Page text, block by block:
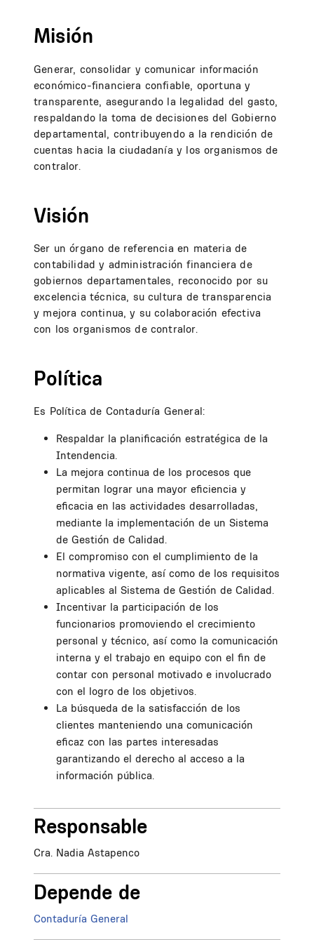
Misión
Generar, consolidar y comunicar información
económico-financiera confiable, oportuna y
transparente, asegurando la legalidad del gasto,
respaldando la toma de decisiones del Gobierno
departamental, contribuyendo a la rendición de
cuentas hacia la ciudadanía y los organismos de
contralor.
Visión
Ser un órgano de referencia en materia de
contabilidad y administración financiera de
gobiernos departamentales, reconocido por su
excelencia técnica, su cultura de transparencia
y mejora continua, y su colaboración efectiva
con los organismos de contralor.
Política
Es Política de Contaduría General:
Respaldar la planificación estratégica de la
Intendencia.
La mejora continua de los procesos que
permitan lograr una mayor eficiencia y
eficacia en las actividades desarrolladas,
mediante la implementación de un Sistema
de Gestión de Calidad.
El compromiso con el cumplimiento de la
normativa vigente, así como de los requisitos
aplicables al Sistema de Gestión de Calidad.
Incentivar la participación de los
funcionarios promoviendo el crecimiento
personal y técnico, así como la comunicación
interna y el trabajo en equipo con el fin de
contar con personal motivado e involucrado
con el logro de los objetivos.
La búsqueda de la satisfacción de los
clientes manteniendo una comunicación
eficaz con las partes interesadas
garantizando el derecho al acceso a la
información pública.
Responsable
Cra. Nadia Astapenco
Depende de
Contaduría General